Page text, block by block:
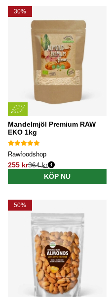
30%
Mandelmjöl Premium RAW
EKO 1kg
Rawfoodshop
255 kr
Ordinarie pris:
364 kr
KÖP NU
50%